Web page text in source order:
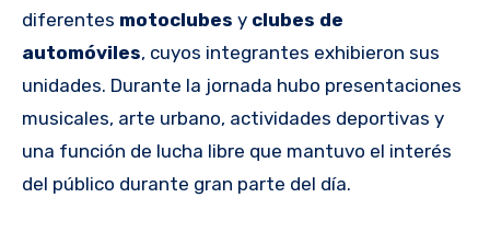
diferentes motoclubes y clubes de
automóviles, cuyos integrantes exhibieron sus
unidades. Durante la jornada hubo presentaciones
musicales, arte urbano, actividades deportivas y
una función de lucha libre que mantuvo el interés
del público durante gran parte del día.